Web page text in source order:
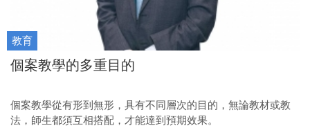
教育
個案教學的多重目的
個案教學從有形到無形，具有不同層次的目的，無論教材或教
法，師生都須互相搭配，才能達到預期效果。